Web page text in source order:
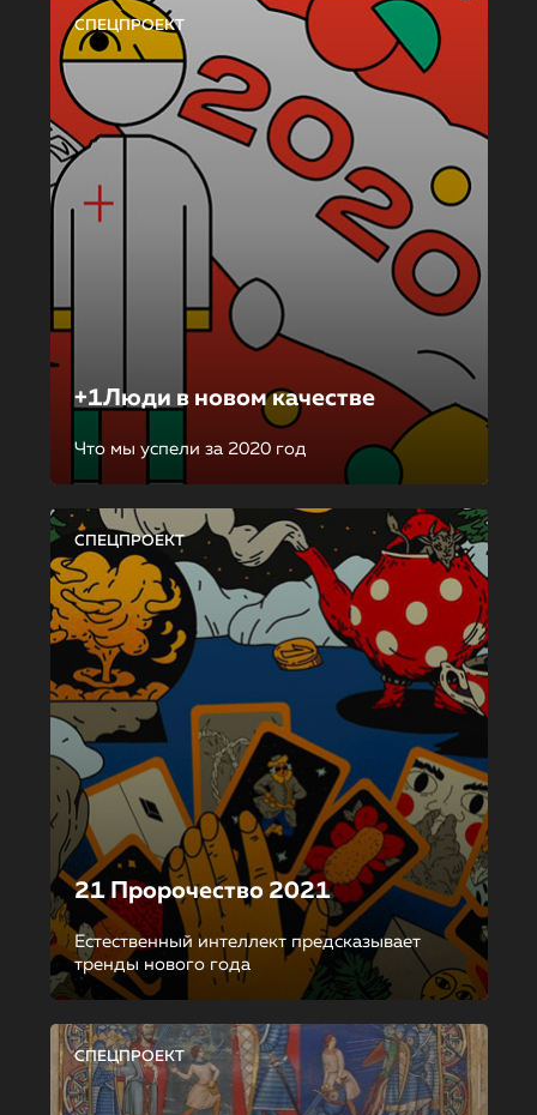
СПЕЦПРОЕКТ
+1Люди в новом качестве
Что мы успели за 2020 год
СПЕЦПРОЕКТ
21 Пророчество 2021
Естественный интеллект предсказывает
тренды нового года
СПЕЦПРОЕКТ